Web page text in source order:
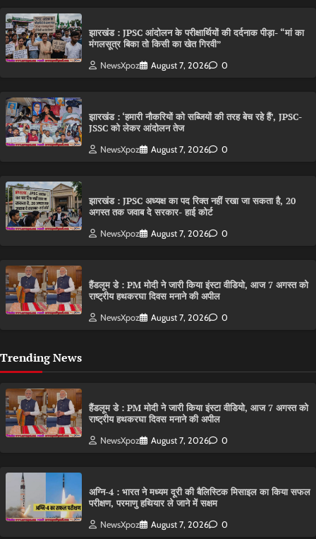
झारखंड : JPSC आंदोलन के परीक्षार्थियों की दर्दनाक पीड़ा- “मां का
मंगलसूत्र बिका तो किसी का खेत गिरवी”
NewsXpoz August 7, 2026 0
झारखंड : ‘हमारी नौकरियों को सब्जियों की तरह बेच रहे हैं’, JPSC-
JSSC को लेकर आंदोलन तेज
NewsXpoz August 7, 2026 0
झारखंड : JPSC अध्यक्ष का पद रिक्त नहीं रखा जा सकता है, 20
अगस्त तक जवाब दे सरकार- हाई कोर्ट
NewsXpoz August 7, 2026 0
हैंडलूम डे : PM मोदी ने जारी किया इंस्टा वीडियो, आज 7 अगस्त को
राष्ट्रीय हथकरघा दिवस मनाने की अपील
NewsXpoz August 7, 2026 0
Trending News
हैंडलूम डे : PM मोदी ने जारी किया इंस्टा वीडियो, आज 7 अगस्त को
राष्ट्रीय हथकरघा दिवस मनाने की अपील
NewsXpoz August 7, 2026 0
अग्नि-4 : भारत ने मध्यम दूरी की बैलिस्टिक मिसाइल का किया सफल
परीक्षण, परमाणु हथियार ले जाने में सक्षम
NewsXpoz August 7, 2026 0